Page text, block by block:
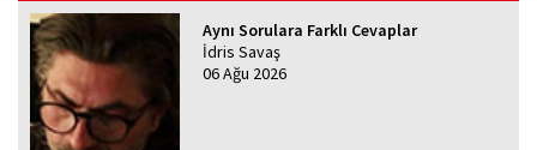
Aynı Sorulara Farklı Cevaplar
İdris Savaş
06 Ağu 2026